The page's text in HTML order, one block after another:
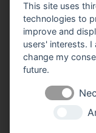
Montag
Samstag:
This site uses
technologies to
improve and
users' interests.
change my
future.